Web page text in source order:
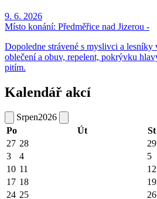
9. 6. 2026
Místo konání: Předměřice nad Jizerou -
Dopoledne strávené s myslivci a lesníky
oblečení a obuv, repelent, pokrývku
pitím.
Kalendář akcí
Srpen2026
Po
Út St
27 28 29
3
4 5
10 11 12
17 18 19
24 25 26